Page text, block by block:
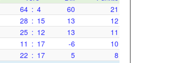
64 : 4 60
21
28 : 15 13
12
25 : 12 13
11
11 : 17 -6
10
22 : 17 5
8